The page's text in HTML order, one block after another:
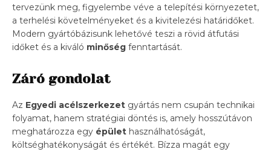
tervezünk meg, figyelembe véve a telepítési környezetet,
a terhelési követelményeket és a kivitelezési határidőket.
Modern gyártóbázisunk lehetővé teszi a rövid átfutási
időket és a kiváló minőség fenntartását.
Záró gondolat
Az Egyedi acélszerkezet gyártás nem csupán technikai
folyamat, hanem stratégiai döntés is, amely hosszútávon
meghatározza egy épület használhatóságát,
költséghatékonyságát és értékét. Bízza magát egy